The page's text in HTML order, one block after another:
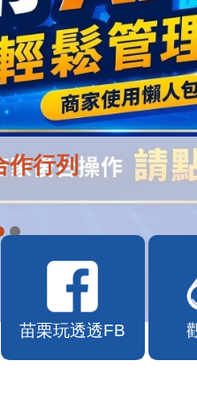
作行列
苗栗玩透透FB